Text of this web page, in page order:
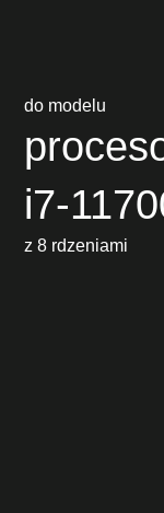
do modelu
i7-
z 8 rdzeniami